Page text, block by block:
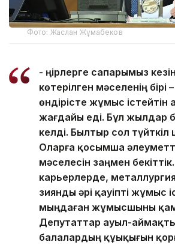
Фото: Жаслан Жұмабеков
- Өңірлерге сапарымыз
көтерілген мәселенің бірі
өндірісте жұмыс
жағдайы еді. Бұл жылдар
келді. Былтыр сол түйткіл
Оларға қосымша
мәселесін заңмен
карьерлерде,
зиянды әрі қауіпті жұмыс
мыңдаған жұмысшыны
Депутаттар ауыл-
балалардың құықығын